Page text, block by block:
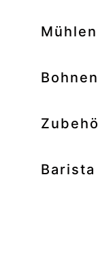
Mühlen
–
Bohnen
–
Barista